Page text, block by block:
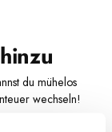
du mühelos
wechseln!